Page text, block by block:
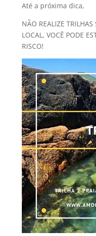
Até a próxima dica,
NÃO REALIZE
LOCAL, VOCÊ PODE
RISCO!